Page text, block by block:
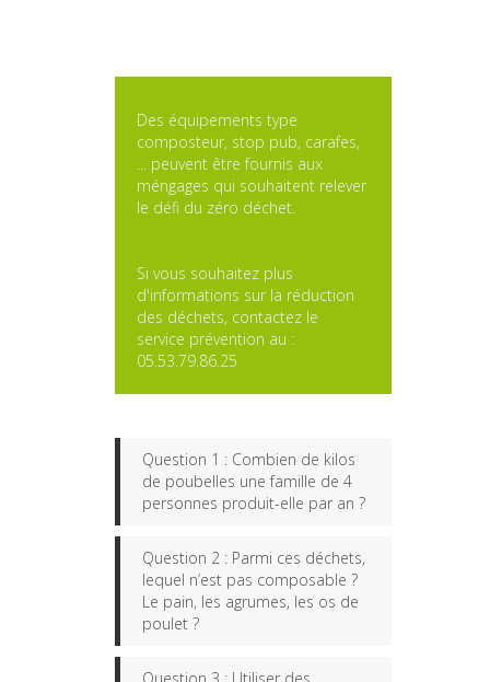
Des équipements type
composteur, stop pub, carafes,
... peuvent être fournis aux
méngages qui souhaitent relever
le défi du zéro déchet.
Si vous souhaitez plus
d'informations sur la réduction
des déchets, contactez le
service prévention au :
05.53.79.86.25
Question 1 : Combien de kilos
de poubelles une famille de 4
personnes produit-elle par an ?
Réponse : 1,5 tonne en
moyenne !
Question 2 : Parmi ces déchets,
lequel n’est pas composable ?
Le pain, les agrumes, les os de
poulet ?
Réponse : les os de poulet car